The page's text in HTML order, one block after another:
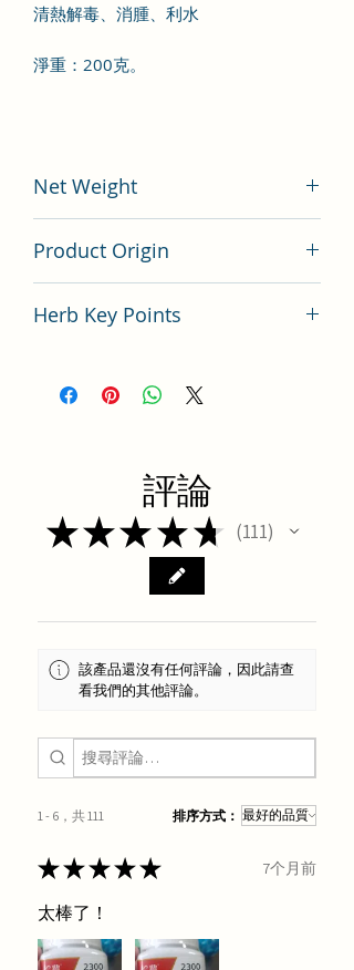
清熱解毒、消腫、利水
淨重：200克。
Net Weight
Product Origin
Herb Key Points
評論
★★★★★ 111
111
該產品還沒有任何評論，因此請查
看我們的其他評論。
1 - 6，共 111 排序方式：
★★★★★ 7个月前
太棒了！